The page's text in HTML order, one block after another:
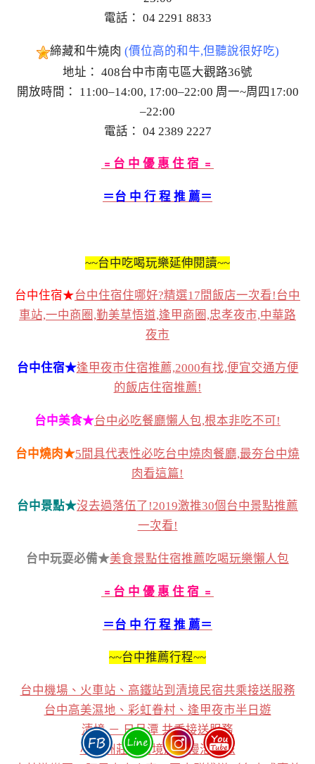
電話： 04 2291 8833
締藏和牛燒肉 (價位高的和牛,但聽說很好吃)
地址： 408台中市南屯區大觀路36號
開放時間： 11:00–14:00, 17:00–22:00 周一~周四17:00
–22:00
電話： 04 2389 2227
﹦台 中 優 惠 住 宿 ﹦
＝台 中 行 程 推 薦＝
~~台中吃喝玩樂延伸閱讀~~
台中住宿★台中住宿住哪好?精選17間飯店一次看!台中
車站,一中商圈,勤美草悟道,逢甲商圈,忠孝夜市,中華路
夜市
台中住宿★逢甲夜市住宿推薦,2000有找,便宜交通方便
的飯店住宿推薦!
台中美食★台中必吃餐廳懶人包,根本非吃不可!
台中燒肉★5間具代表性必吃台中燒肉餐廳,最夯台中燒
肉看這篇!
台中景點★沒去過落伍了!2019激推30個台中景點推薦
一次看!
台中玩耍必備★美食景點住宿推薦吃喝玩樂懶人包
﹦台 中 優 惠 住 宿 ﹦
＝台 中 行 程 推 薦＝
~~台中推薦行程~~
台中機場、火車站、高鐵站到清境民宿共乘接送服務
台中高美濕地、彩虹眷村、逢甲夜市半日遊
清境 － 日月潭 共乘接送服務
小歐洲莊園清境農場慢活之旅